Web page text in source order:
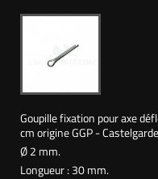
Goupille fixation pour axe
cm origine GGP -
Ø 2 mm.
Longueur : 30 mm.